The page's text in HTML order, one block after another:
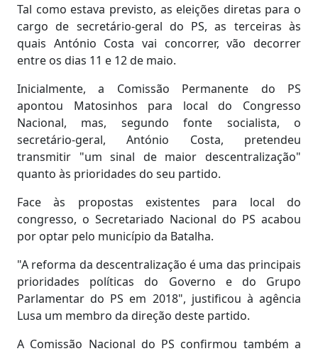
Tal como estava previsto, as eleições diretas para o
cargo de secretário-geral do PS, as terceiras às
quais António Costa vai concorrer, vão decorrer
entre os dias 11 e 12 de maio.
Inicialmente, a Comissão Permanente do PS
apontou Matosinhos para local do Congresso
Nacional, mas, segundo fonte socialista, o
secretário-geral, António Costa, pretendeu
transmitir "um sinal de maior descentralização"
quanto às prioridades do seu partido.
Face às propostas existentes para local do
congresso, o Secretariado Nacional do PS acabou
por optar pelo município da Batalha.
"A reforma da descentralização é uma das principais
prioridades políticas do Governo e do Grupo
Parlamentar do PS em 2018", justificou à agência
Lusa um membro da direção deste partido.
A Comissão Nacional do PS confirmou também a